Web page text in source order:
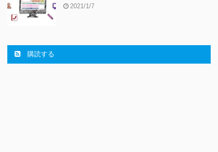
2021/1/7
購読する